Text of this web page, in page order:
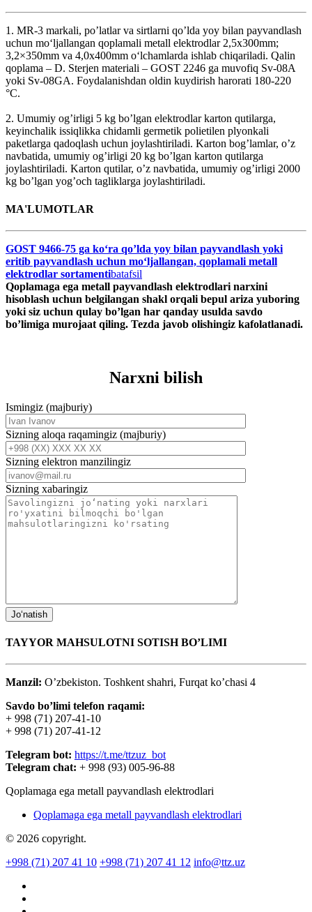
1. MR-3 markali, po’latlar va sirtlarni qo’lda yoy bilan payvandlash
uchun mo‘ljallangan qoplamali metall elektrodlar 2,5х300mm;
3,2×350mm va 4,0х400mm o‘lchamlarda ishlab chiqariladi. Qalin
qoplama – D. Sterjen materiali – GOST 2246 ga muvofiq Sv-08A
yoki Sv-08GA. Foydalanishdan oldin kuydirish harorati 180-220
°C.
2. Umumiy og’irligi 5 kg bo’lgan elektrodlar karton qutilarga,
keyinchalik issiqlikka chidamli germetik polietilen plyonkali
paketlarga qadoqlash uchun joylashtiriladi. Karton bog’lamlar, o’z
navbatida, umumiy og’irligi 20 kg bo’lgan karton qutilarga
joylashtiriladi. Karton qutilar, o’z navbatida, umumiy og’irligi 2000
kg bo’lgan yog’och tagliklarga joylashtiriladi.
MA'LUMOTLAR
GOST 9466-75 ga ko‘ra qo’lda yoy bilan payvandlash yoki
eritib payvandlash uchun mo‘ljallangan, qoplamali metall
elektrodlar sortamentibatafsil
Qoplamaga ega metall payvandlash elektrodlari narxini
hisoblash uchun belgilangan shakl orqali bepul ariza yuboring
yoki siz uchun qulay bo’lgan har qanday usulda savdo
bo’limiga murojaat qiling. Tezda javob olishingiz kafolatlanadi.
Narxni bilish
Ismingiz (majburiy)
Sizning aloqa raqamingiz (majburiy)
Sizning elektron manzilingiz
Sizning xabaringiz
TAYYOR MAHSULOTNI SOTISH BO’LIMI
Manzil: O’zbekiston. Toshkent shahri, Furqat ko’chasi 4
Savdo bo’limi telefon raqami:
+ 998 (71) 207-41-10
+ 998 (71) 207-41-12
Telegram bot: https://t.me/ttzuz_bot
Telegram chat: + 998 (93) 005-96-88
Qoplamaga ega metall payvandlash elektrodlari
Qoplamaga ega metall payvandlash elektrodlari
© 2026 copyright.
+998 (71) 207 41 10 +998 (71) 207 41 12 info@ttz.uz